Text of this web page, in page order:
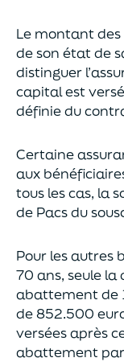
Le montant des
de son état de
distinguer
capital est
définie du
Certaine
aux
tous les cas, la
de Pacsdu
Pour les autres
70 ans, seule la
abattement de
de852.500
versées après
abattement